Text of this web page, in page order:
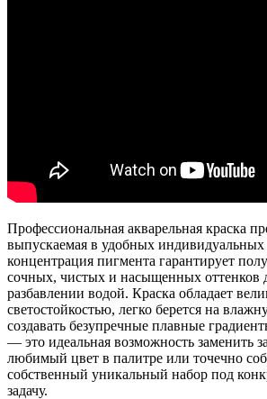
Профессиональная акварельная краска
выпускаемая в удобных
концентрация пигмента гарантирует
сочных, чистых и насыщенных оттенков
разбавлении водой. Краска обладает
светостойкостью, легко берется на
создавать безупречные плавные
— это идеальная возможность заменить
любимый цвет в палитре или точечно
собственный уникальный набор под
задачу.